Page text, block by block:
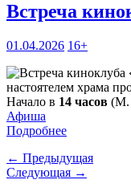
Встреча
01.04.2026 16+
настоятелем храма
Начало в 14 часов (М.
Афиша
Подробнее
← Предыдущая
Следующая →